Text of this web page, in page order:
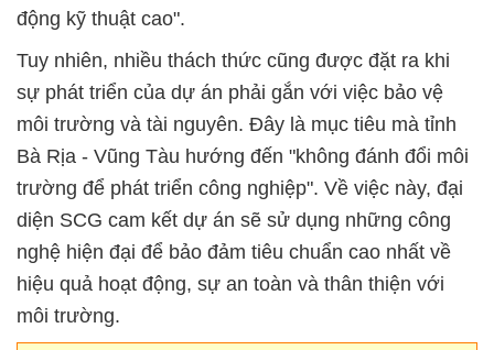
động kỹ thuật cao".
Tuy nhiên, nhiều thách thức cũng được đặt ra khi
sự phát triển của dự án phải gắn với việc bảo vệ
môi trường và tài nguyên. Đây là mục tiêu mà tỉnh
Bà Rịa - Vũng Tàu hướng đến "không đánh đổi môi
trường để phát triển công nghiệp". Về việc này, đại
diện SCG cam kết dự án sẽ sử dụng những công
nghệ hiện đại để bảo đảm tiêu chuẩn cao nhất về
hiệu quả hoạt động, sự an toàn và thân thiện với
môi trường.